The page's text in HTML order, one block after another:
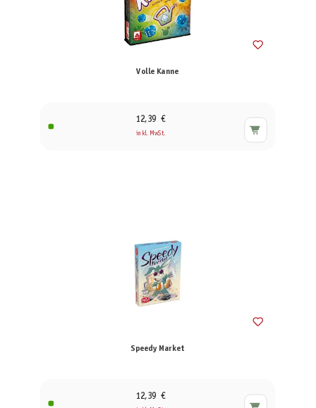
Volle Kanne
12,39 €
inkl. MwSt.
Speedy Market
12,39 €